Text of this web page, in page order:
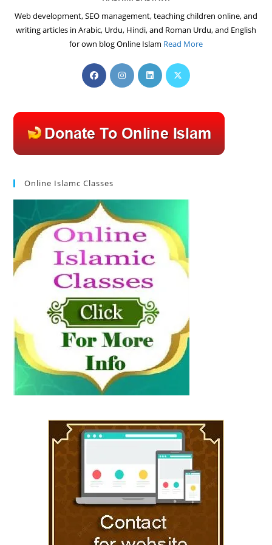
Web development, SEO management, teaching children online, and
writing articles in Arabic, Urdu, Hindi, and Roman Urdu, and English
for own blog Online Islam Read More
Opens
in
new
tab
Opens
in
new
tab
Opens
in
new
tab
Opens
new
tab
Online Islamc Classes